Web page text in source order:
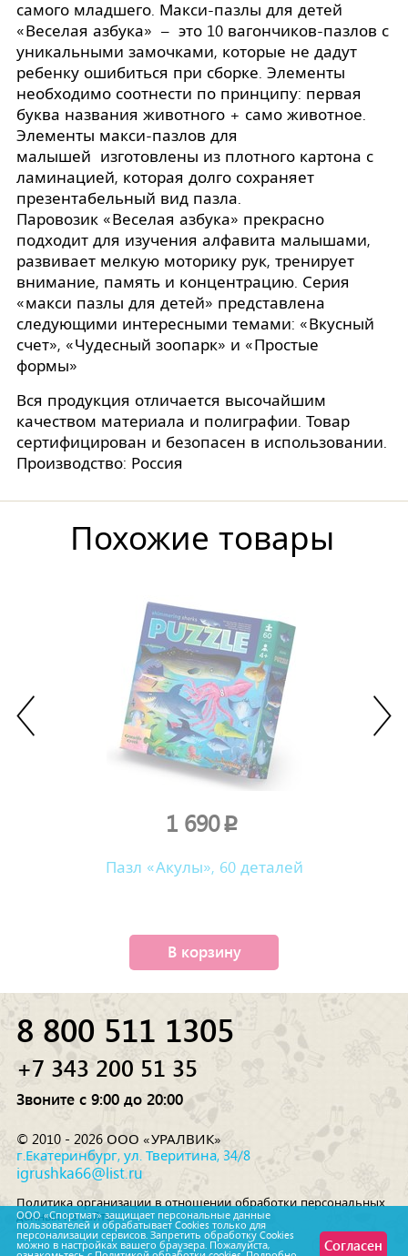
самого младшего. Макси-пазлы для детей
«Веселая азбука» – это 10 вагончиков-пазлов с
уникальными замочками, которые не дадут
ребенку ошибиться при сборке. Элементы
необходимо соотнести по принципу: первая
буква названия животного + само животное.
Элементы макси-пазлов для
малышей изготовлены из плотного картона с
ламинацией, которая долго сохраняет
презентабельный вид пазла.
Паровозик «Веселая азбука» прекрасно
подходит для изучения алфавита малышами,
развивает мелкую моторику рук, тренирует
внимание, память и концентрацию. Серия
«макси пазлы для детей» представлена
следующими интересными темами: «Вкусный
счет», «Чудесный зоопарк» и «Простые
формы»
Вся продукция отличается высочайшим
качеством материала и полиграфии. Товар
сертифицирован и безопасен в использовании.
Производство: Россия
Похожие товары
1 690p
Пазл «Акулы», 60 деталей
В корзину
8 800 511 1305
+7 343 200 51 35
Звоните с 9:00 до 20:00
© 2010 - 2026 ООО «УРАЛВИК»
г.Екатеринбург, ул. Тверитина, 34/8
igrushka66@list.ru
Политика организации в отношении обработки персональных
данных на сайте
ООО «Спортмат» защищает персональные данные
пользователей и обрабатывает Cookies только для
персонализации сервисов. Запретить обработку Cookies
можно в настройках вашего браузера. Пожалуйста,
Согласен